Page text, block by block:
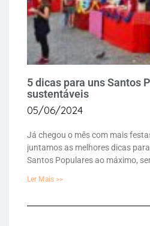
5 dicas para uns Santos
sustentáveis
05/06/2024
Já chegou o mês com mais
juntamos as melhores dicas
Santos Populares ao máximo,
Ler Mais >>